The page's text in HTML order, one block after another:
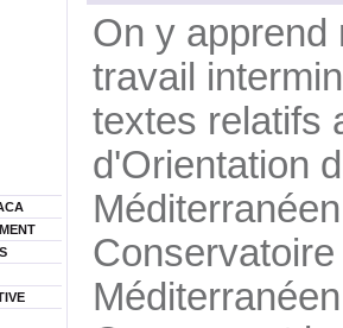
On y apprend
travail
textes relatifs
d'Orientation